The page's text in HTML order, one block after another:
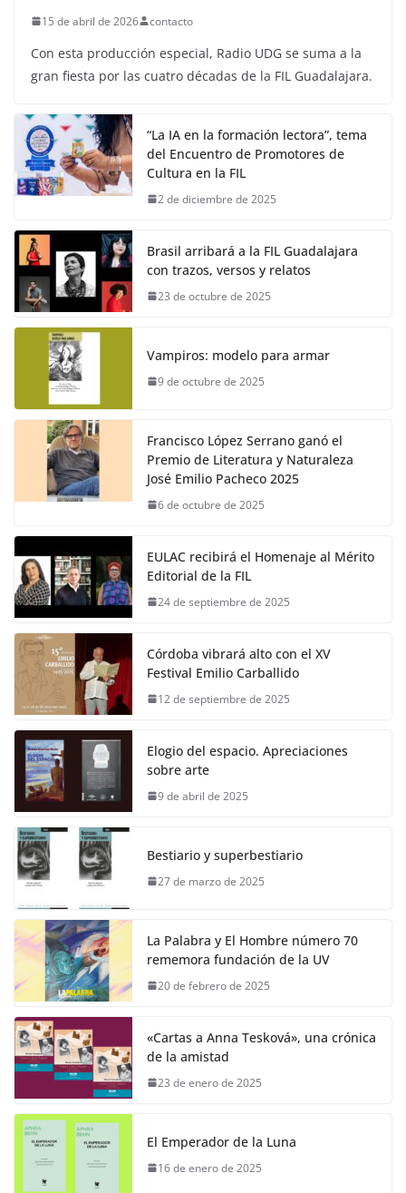
15 de abril de 2026 contacto
Con esta producción especial, Radio UDG se suma a la
gran fiesta por las cuatro décadas de la FIL Guadalajara.
“La IA en la formación lectora”, tema
del Encuentro de Promotores de
Cultura en la FIL
2 de diciembre de 2025
Brasil arribará a la FIL Guadalajara
con trazos, versos y relatos
23 de octubre de 2025
Vampiros: modelo para armar
9 de octubre de 2025
Francisco López Serrano ganó el
Premio de Literatura y Naturaleza
José Emilio Pacheco 2025
6 de octubre de 2025
EULAC recibirá el Homenaje al Mérito
Editorial de la FIL
24 de septiembre de 2025
Córdoba vibrará alto con el XV
Festival Emilio Carballido
12 de septiembre de 2025
Elogio del espacio. Apreciaciones
sobre arte
9 de abril de 2025
Bestiario y superbestiario
27 de marzo de 2025
La Palabra y El Hombre número 70
rememora fundación de la UV
20 de febrero de 2025
«Cartas a Anna Tesková», una crónica
de la amistad
23 de enero de 2025
El Emperador de la Luna
16 de enero de 2025